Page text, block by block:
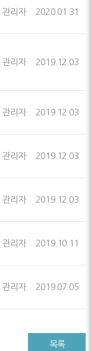
관리자 2020.01.31
관리자 2019.12.03
관리자 2019.12.03
관리자 2019.12.03
관리자 2019.12.03
관리자 2019.10.11
관리자 2019.07.05
목록